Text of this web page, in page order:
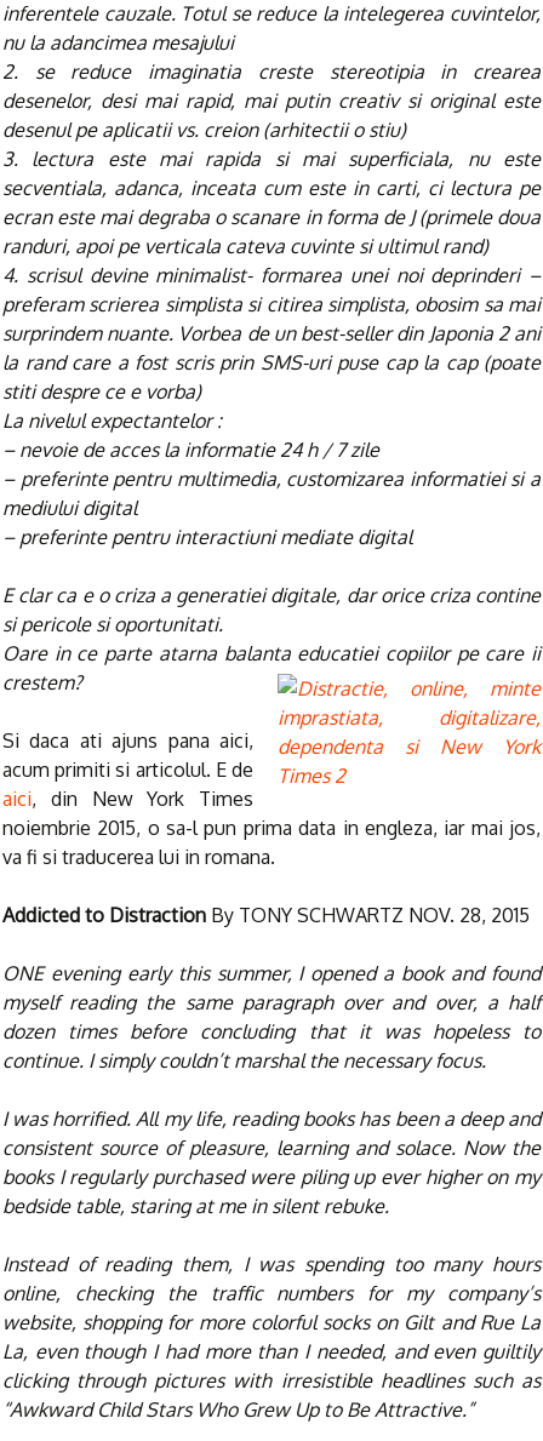
inferentele cauzale. Totul se reduce la intelegerea cuvintelor,
nu la adancimea mesajului
2. se reduce imaginatia creste stereotipia in crearea
desenelor, desi mai rapid, mai putin creativ si original este
desenul pe aplicatii vs. creion (arhitectii o stiu)
3. lectura este mai rapida si mai superficiala, nu este
secventiala, adanca, inceata cum este in carti, ci lectura pe
ecran este mai degraba o scanare in forma de J (primele doua
randuri, apoi pe verticala cateva cuvinte si ultimul rand)
4. scrisul devine minimalist- formarea unei noi deprinderi –
preferam scrierea simplista si citirea simplista, obosim sa mai
surprindem nuante. Vorbea de un best-seller din Japonia 2 ani
la rand care a fost scris prin SMS-uri puse cap la cap (poate
stiti despre ce e vorba)
La nivelul expectantelor :
– nevoie de acces la informatie 24 h / 7 zile
– preferinte pentru multimedia, customizarea informatiei si a
mediului digital
– preferinte pentru interactiuni mediate digital
E clar ca e o criza a generatiei digitale, dar orice criza contine
si pericole si oportunitati.
Oare in ce parte atarna balanta educatiei copiilor pe care ii
crestem?
Si daca ati ajuns pana aici,
acum primiti si articolul. E de
aici, din New York Times
noiembrie 2015, o sa-l pun prima data in engleza, iar mai jos,
va fi si traducerea lui in romana.
Addicted to Distraction By TONY SCHWARTZ NOV. 28, 2015
ONE evening early this summer, I opened a book and found
myself reading the same paragraph over and over, a half
dozen times before concluding that it was hopeless to
continue. I simply couldn’t marshal the necessary focus.
I was horrified. All my life, reading books has been a deep and
consistent source of pleasure, learning and solace. Now the
books I regularly purchased were piling up ever higher on my
bedside table, staring at me in silent rebuke.
Instead of reading them, I was spending too many hours
online, checking the traffic numbers for my company’s
website, shopping for more colorful socks on Gilt and Rue La
La, even though I had more than I needed, and even guiltily
clicking through pictures with irresistible headlines such as
“Awkward Child Stars Who Grew Up to Be Attractive.”